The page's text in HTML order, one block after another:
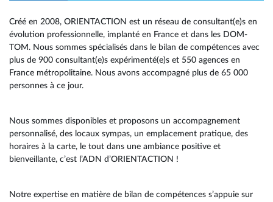
Créé en 2008, ORIENTACTION est un réseau de consultant(e)s en
évolution professionnelle, implanté en France et dans les DOM-
TOM. Nous sommes spécialisés dans le bilan de compétences avec
plus de 900 consultant(e)s expérimenté(e)s et 550 agences en
France métropolitaine. Nous avons accompagné plus de 65 000
personnes à ce jour.
Nous sommes disponibles et proposons un accompagnement
personnalisé, des locaux sympas, un emplacement pratique, des
horaires à la carte, le tout dans une ambiance positive et
bienveillante, c’est l’ADN d’ORIENTACTION !
Notre expertise en matière de bilan de compétences s’appuie sur